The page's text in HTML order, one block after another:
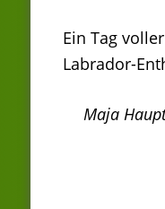
Ein Tag
Labrador-
Maja